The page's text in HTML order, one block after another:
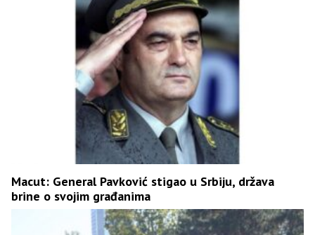
Macut: General Pavković stigao u Srbiju, država
brine o svojim građanima